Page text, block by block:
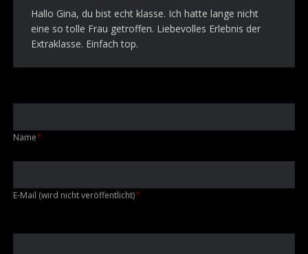
Hallo Gina, du bist echt klasse. Ich hatte lange nicht
eine so tolle Frau getroffen. Liebevolles Erlebnis der
Extraklasse. Einfach top.
Pflichtfeld
Name*
Pflichtfeld
E-Mail (wird nicht veröffentlicht)*